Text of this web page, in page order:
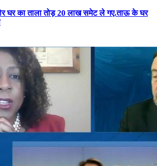
घर का ताला तोड़ 20 लाख समेट ले गए.ताऊ के घर